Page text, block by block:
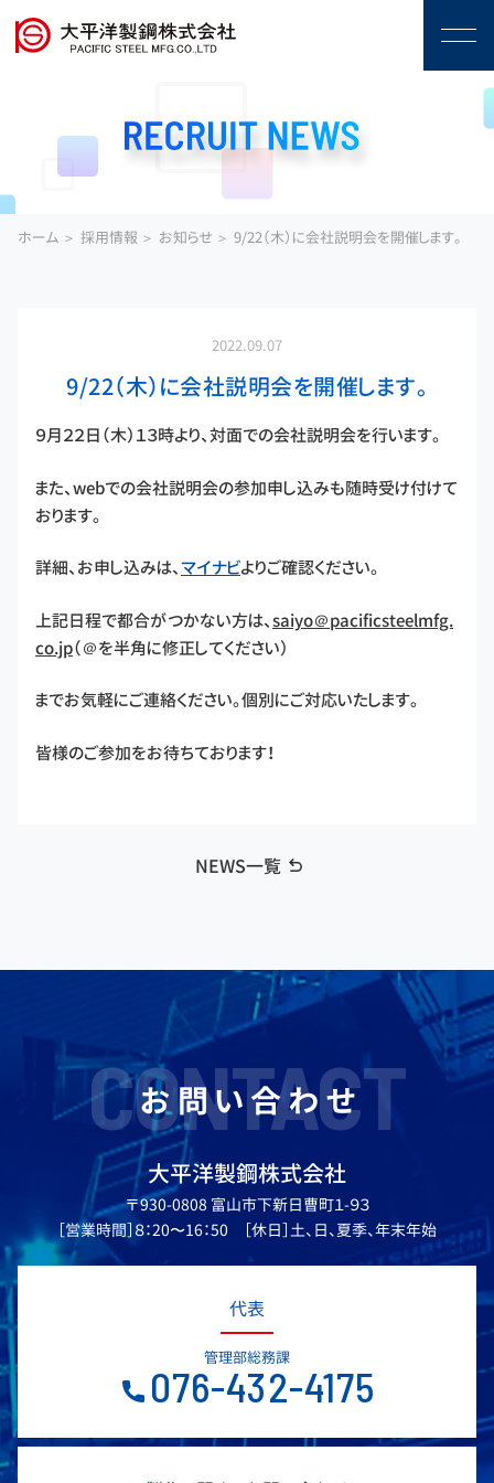
ホーム 採用情報 お知らせ 9/22（木）に会社説明会を開催します。
2022.09.07
9/22（木）に会社説明会を開催します。
９月２２日（木）１３時より、対面での会社説明会を行います。
また、webでの会社説明会の参加申し込みも随時受け付けて
おります。
詳細、お申し込みは、マイナビよりご確認ください。
上記日程で都合がつかない方は、saiyo＠pacificsteelmfg.
co.jp（＠を半角に修正してください）
までお気軽にご連絡ください。個別にご対応いたします。
皆様のご参加をお待ちております！
NEWS一覧
CONTACT
お問い合わせ
大平洋製鋼株式会社
〒930-0808 富山市下新日曹町１-９３
［営業時間］８：20〜16：50 ［休日］土、日、夏季、年末年始
代表
管理部総務課
076-432-4175